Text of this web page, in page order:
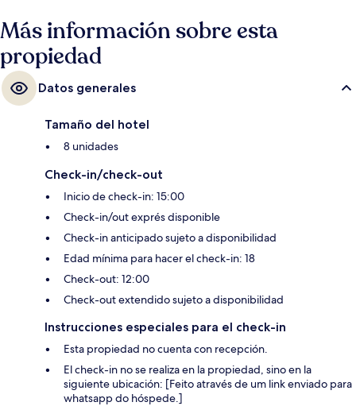
Más información sobre esta
propiedad
Datos generales
Tamaño del hotel
8 unidades
Check-in/check-out
Inicio de check-in: 15:00
Check-in/out exprés disponible
Check-in anticipado sujeto a disponibilidad
Edad mínima para hacer el check-in: 18
Check-out: 12:00
Check-out extendido sujeto a disponibilidad
Instrucciones especiales para el check-in
Esta propiedad no cuenta con recepción.
El check-in no se realiza en la propiedad, sino en la
siguiente ubicación: [Feito através de um link enviado para
whatsapp do hóspede.]